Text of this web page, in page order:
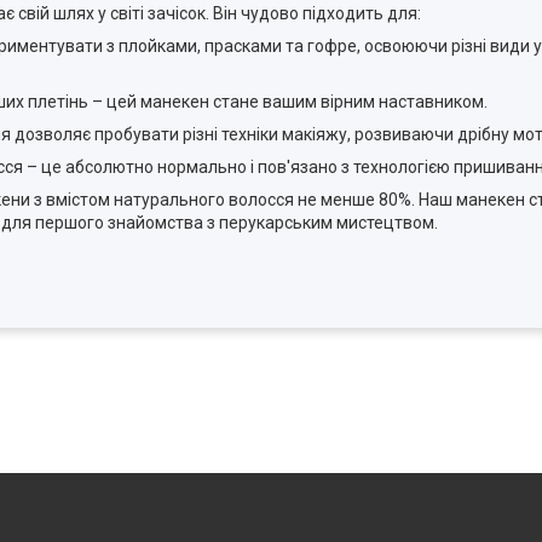
шлях у світі зачісок. Він чудово підходить для:
з плойками, прасками та гофре, освоюючи різні види
плетінь – цей манекен стане вашим вірним наставником.
пробувати різні техніки макіяжу, розвиваючи дрібну
– це абсолютно нормально і пов'язано з технологією
з вмістом натурального волосся не менше 80%. Наш манекен
першого знайомства з перукарським мистецтвом.